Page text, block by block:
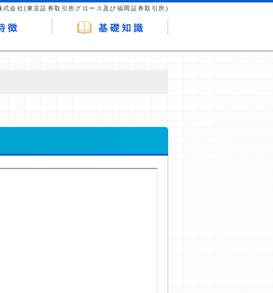
式会社(東京証券取引所グロース及び福岡証券取引所)